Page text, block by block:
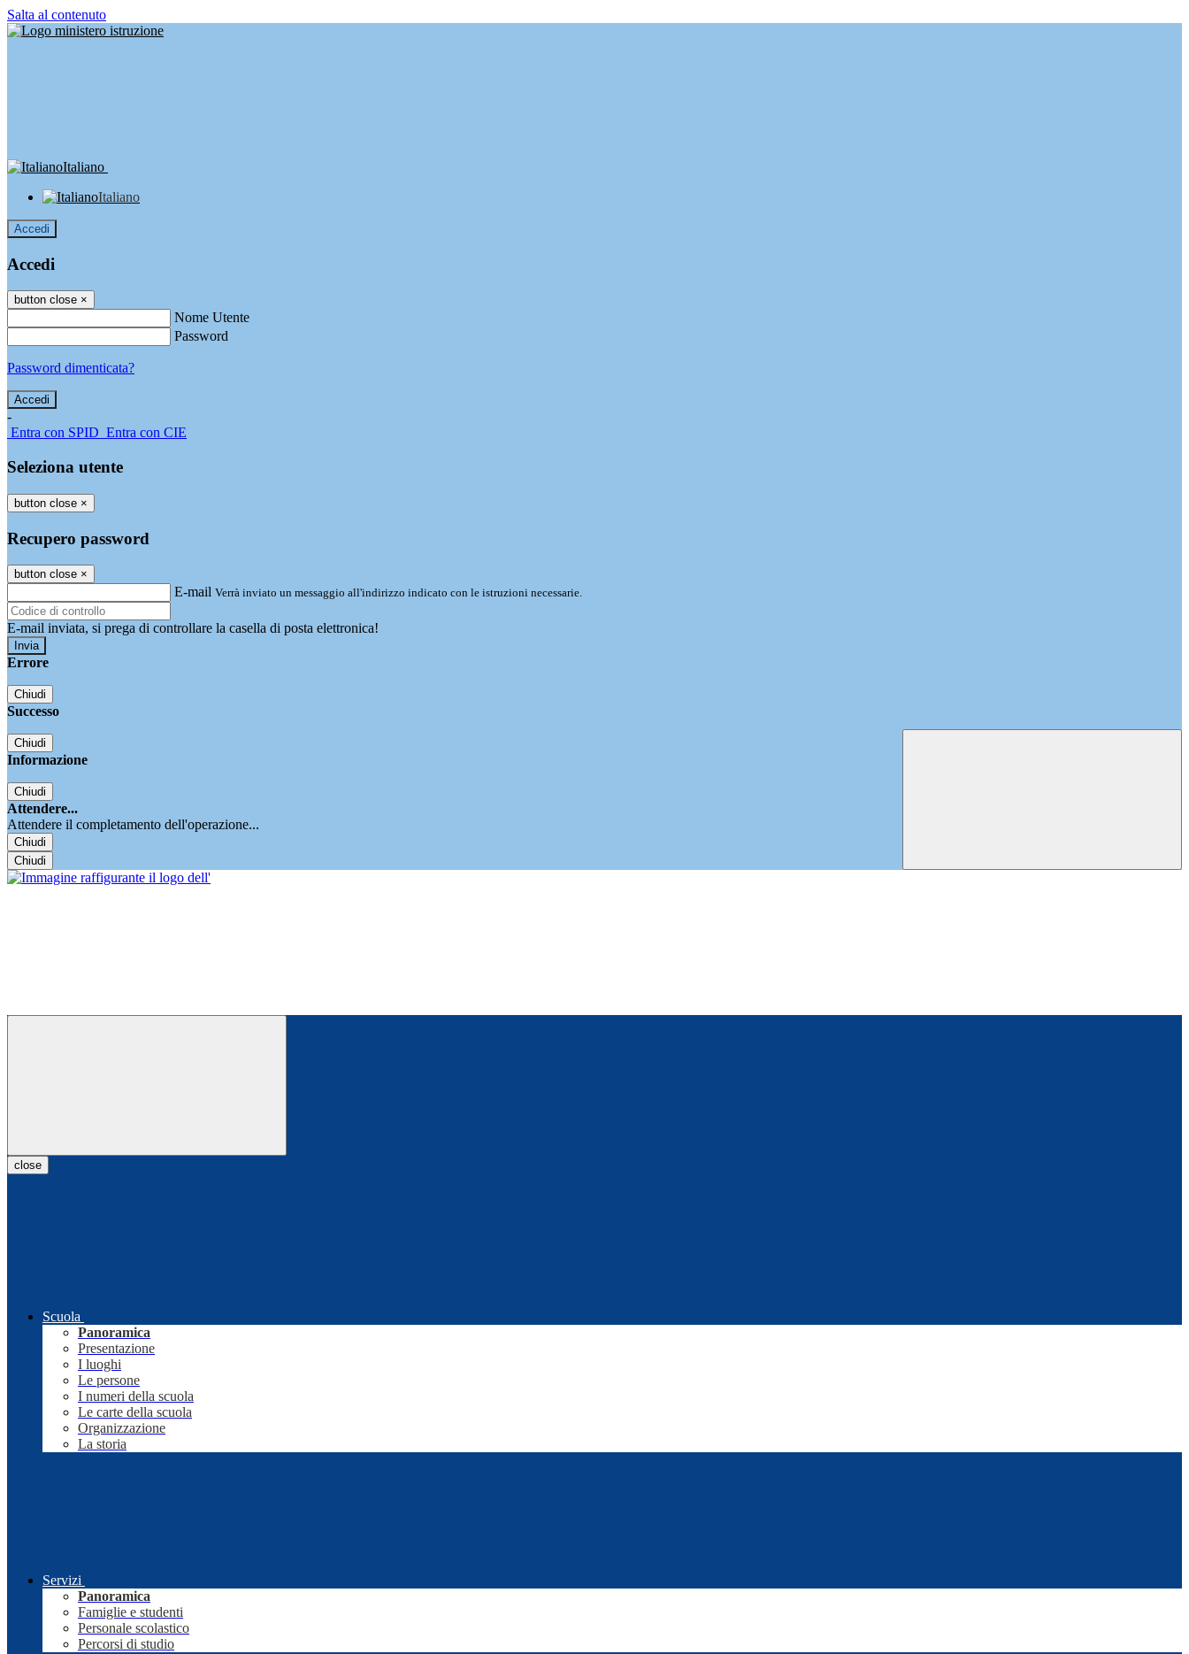
Salta al contenuto
Italiano
Italiano
Accedi
Accedi
button close ×
Nome Utente
Password
Password dimenticata?
-
Entra con SPID Entra con CIE
Seleziona utente
button close ×
Recupero password
button close ×
E-mail Verrà inviato un messaggio all'indirizzo indicato con le istruzioni necessarie.
E-mail inviata, si prega di controllare la casella di posta elettronica!
Errore
Chiudi
Successo
Chiudi
Informazione
Chiudi
Attendere...
Attendere il completamento dell'operazione...
Chiudi
Chiudi
close
Scuola
Panoramica
Presentazione
I luoghi
Le persone
I numeri della scuola
Le carte della scuola
Organizzazione
La storia
Servizi
Panoramica
Famiglie e studenti
Personale scolastico
Percorsi di studio